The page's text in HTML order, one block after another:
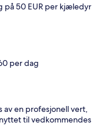
på 50 EUR per kjæledyr
per dag
en profesjonell vert,
til vedkommendes